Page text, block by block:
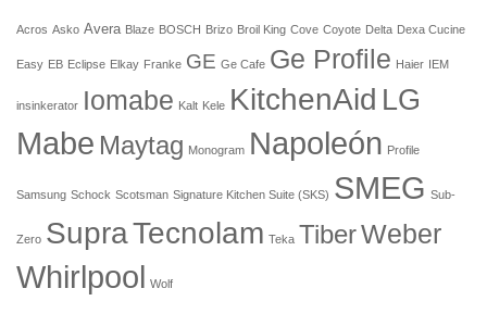
Acros Asko Avera Blaze BOSCH Brizo Broil King Cove Coyote Delta Dexa Cucine
Easy EB Eclipse Elkay Franke GE Ge Cafe Ge Profile Haier IEM
insinkerator Iomabe Kalt Kele KitchenAid LG
Mabe Maytag Monogram Napoleón Profile
Samsung Schock Scotsman Signature Kitchen Suite (SKS) SMEG Sub-
Zero SupraTecnolam Teka TiberWeber
Whirlpool Wolf